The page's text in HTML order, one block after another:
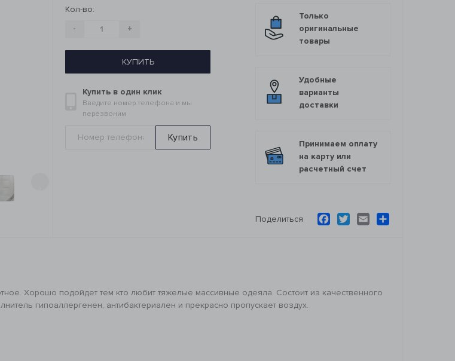
Кол-во:
- +
КУПИТЬ
Купить в один клик
Введите номер телефона и мы
перезвоним
Купить
Только
оригинальные
товары
Удобные
варианты
доставки
Принимаем оплату
на карту или
расчетный счет
Поделиться FacebookTwitterEmail
Хорошо подойдет тем кто любит тяжелые массивные одеяла. Состоит из качественного
гипоаллергенен, антибактериален и прекрасно пропускает воздух.